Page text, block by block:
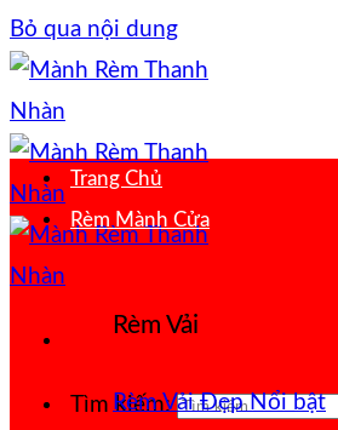
Bỏ qua nội dung
Tìm kiếm:
Trang Chủ
Rèm Mành Cửa
Rèm Vải
Rèm Vải Đẹp